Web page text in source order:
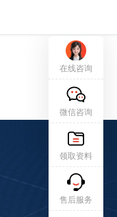
在线咨询
微信咨询
领取资料
售后服务